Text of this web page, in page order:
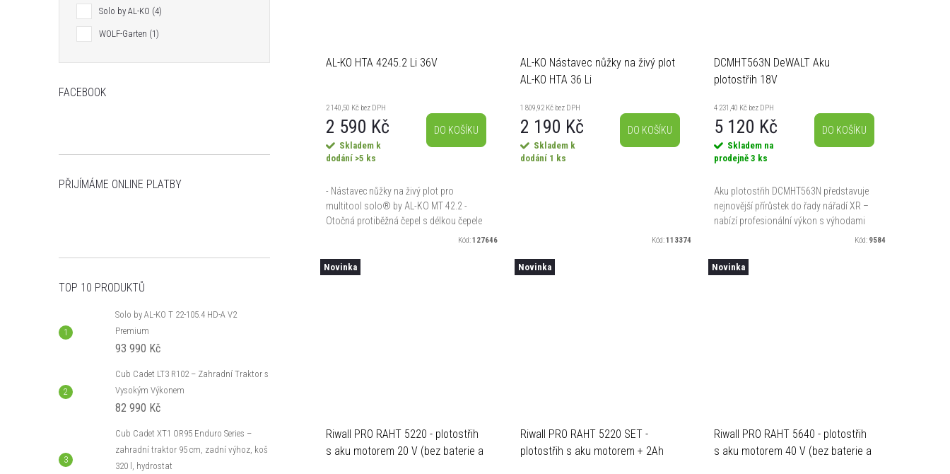
Solo by AL-KO 4
WOLF-Garten 1
FACEBOOK
PŘIJÍMÁME ONLINE PLATBY
TOP 10 PRODUKTŮ
Solo by AL-KO T 22-105.4 HD-A V2
Premium
93 990 Kč
Cub Cadet LT3 R102 – Zahradní Traktor s
Vysokým Výkonem
82 990 Kč
Cub Cadet XT1 OR95 Enduro Series –
zahradní traktor 95 cm, zadní výhoz, koš
320 l, hydrostat
AL-KO HTA 4245.2 Li 36V
2 140,50 Kč bez DPH
2 590 Kč
Skladem k
dodání >5 ks
DO KOŠÍKU
- Nástavec nůžky na živý plot pro
multitool solo® by AL-KO MT 42.2 -
Otočná protiběžná čepel s délkou čepele
45 cm - Maximální síla střihu až 28 mm -
Kód:127646
AL-KO Nástavec nůžky na živý plot
AL-KO HTA 36 Li
1 809,92 Kč bez DPH
2 190 Kč
Skladem k
dodání 1 ks
DO KOŠÍKU
Kód:113374
DCMHT563N DeWALT Aku
plotostřih 18V
4 231,40 Kč bez DPH
5 120 Kč
Skladem na
prodejně3 ks
DO KOŠÍKU
Aku plotostřih DCMHT563N představuje
nejnovější přírůstek do řady nářadí XR –
nabízí profesionální výkon s výhodami
Kód: 9584
Novinka
Riwall PRO RAHT 5220 - plotostřih
s aku motorem 20 V (bez baterie a
Novinka
Riwall PRO RAHT 5220 SET -
plotostřih s aku motorem + 2Ah
Novinka
Riwall PRO RAHT 5640 - plotostřih
s aku motorem 40 V (bez baterie a